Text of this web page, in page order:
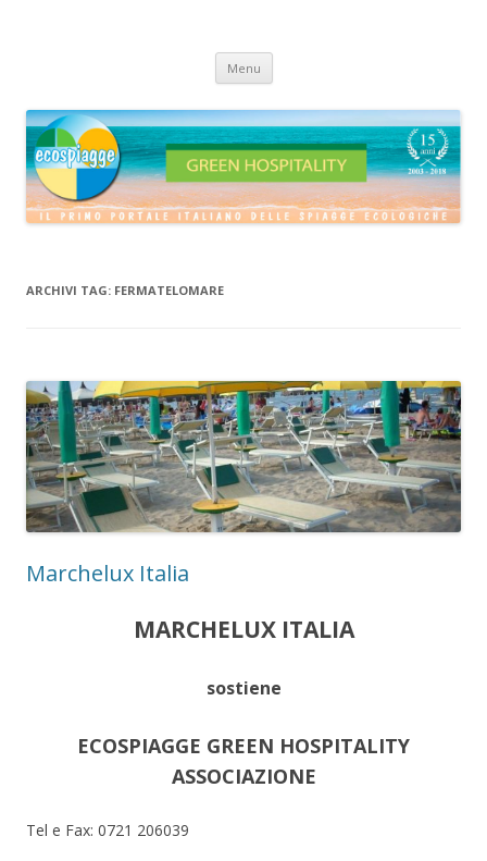
Menu Vai
contenuto
ARCHIVI TAG: FERMATELOMARE
Marchelux Italia
MARCHELUX ITALIA
sostiene
ECOSPIAGGE GREEN HOSPITALITY
ASSOCIAZIONE
Tel e Fax: 0721 206039